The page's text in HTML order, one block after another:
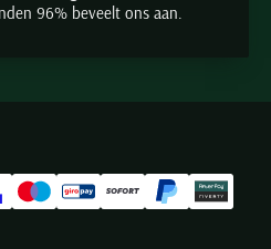
96% beveelt ons aan.